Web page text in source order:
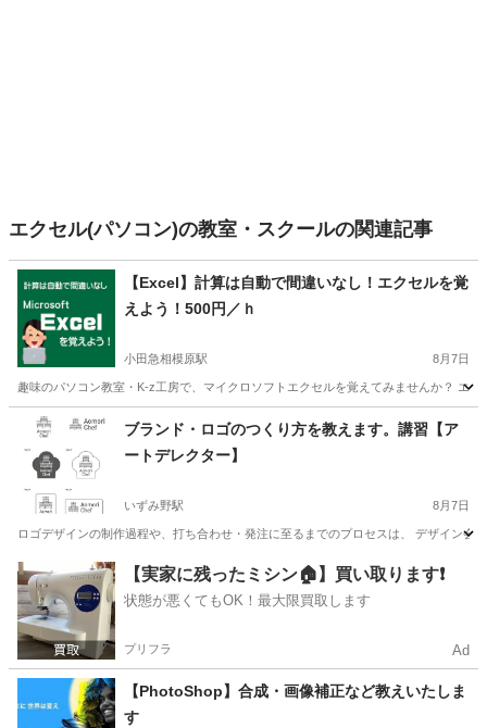
エクセル(パソコン)の教室・スクールの関連記事
【Excel】計算は自動で間違いなし！エクセルを覚
えよう！500円／ｈ
小田急相模原駅 8月7日
趣味のパソコン教室・K-z工房で、マイクロソフトエクセルを覚えてみませんか？ エ
神奈川 相模原市 小田急相模原駅 エクセル 工房
ブランド・ロゴのつくり方を教えます。講習【ア
ートデレクター】
いずみ野駅 8月7日
ロゴデザインの制作過程や、打ち合わせ・発注に至るまでのプロセスは、 デザイン
横浜市 いずみ野駅 Illustrator ロゴデザイン
【実家に残ったミシン🏠】買い取ります❗️
状態が悪くてもOK！最大限買取します
プリフラ Ad
【PhotoShop】合成・画像補正など教えいたしま
す